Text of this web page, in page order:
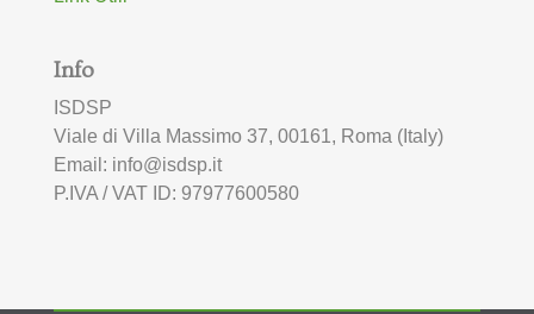
Info
ISDSP
Viale di Villa Massimo 37, 00161, Roma (Italy)
Email: info@isdsp.it
P.IVA / VAT ID: 97977600580